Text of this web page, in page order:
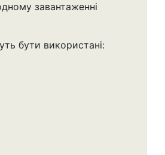
завантаженні
бути використані: